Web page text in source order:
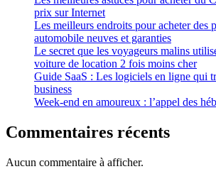
prix sur Internet
Les meilleurs endroits pour acheter des
automobile neuves et garanties
Le secret que les voyageurs malins
voiture de location 2 fois moins cher
Guide SaaS : Les logiciels en ligne qui
business
Week-end en amoureux : l’appel des
Commentaires récents
Aucun commentaire à afficher.